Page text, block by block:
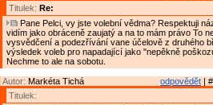
Titulek: Re:
Pane Pelci, vy jste volební vědma? Respektuji
vidím jako obráceně zaujatý a na to mám právo To
vysvědčení a podezřívání vane účelově z druhého
výsledek voleb pro napadající jako "nepěkně
Nechme to ale na sobotu.
odpovědět |
Autor: Markéta Tichá
Titulek: